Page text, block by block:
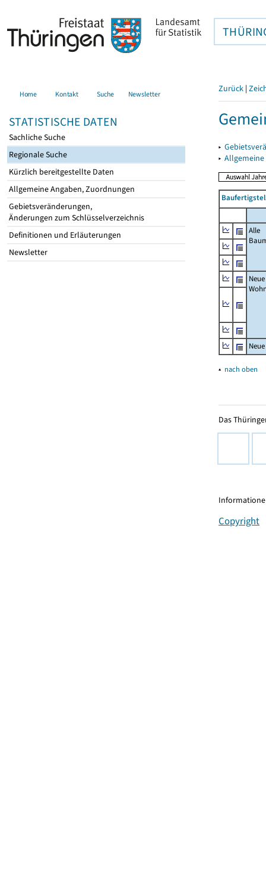
Home Kontakt Suche Newsletter
STATISTISCHE DATEN
Sachliche Suche
Regionale Suche
Kürzlich bereitgestellte Daten
Allgemeine Angaben, Zuordnungen
Gebietsveränderungen,
Änderungen zum Schlüsselverzeichnis
Definitionen und Erläuterungen
Newsletter
Zurück |
▸
▸
Alle
Neue
▴ nach oben
Das
Copyright